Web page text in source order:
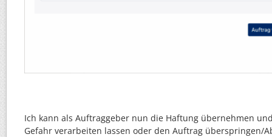
Ich kann als Auftraggeber nun die Haftung übernehmen
Gefahr verarbeiten lassen oder den Auftrag überspringen/